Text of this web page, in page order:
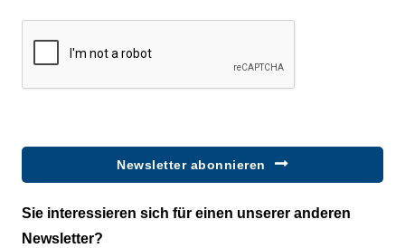
Newsletter abonnieren
Sie interessieren sich für einen unserer anderen
Newsletter?